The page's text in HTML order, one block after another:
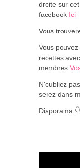
droite sur
facebook Ici
Vous
Vous
recettes
membres
N'oubliez
serez dans
Diaporama 👇